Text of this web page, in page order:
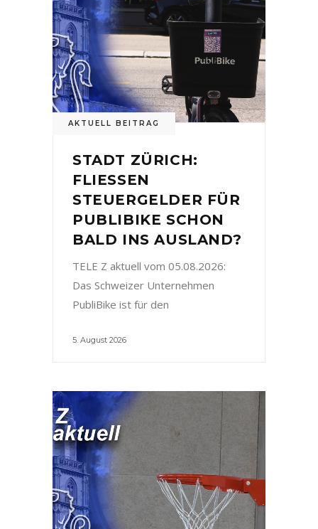
AKTUELL BEITRAG
STADT ZÜRICH:
FLIESSEN
STEUERGELDER FÜR
PUBLIBIKE SCHON
BALD INS AUSLAND?
TELE Z aktuell vom 05.08.2026:
Das Schweizer Unternehmen
PubliBike ist für den
5. August 2026